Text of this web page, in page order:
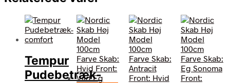
Tempur
Pudebetræk-